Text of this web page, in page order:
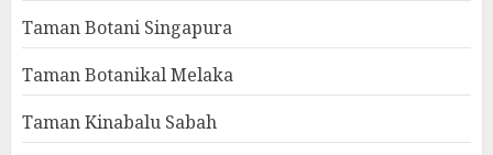
Taman Botani Singapura
Taman Botanikal Melaka
Taman Kinabalu Sabah